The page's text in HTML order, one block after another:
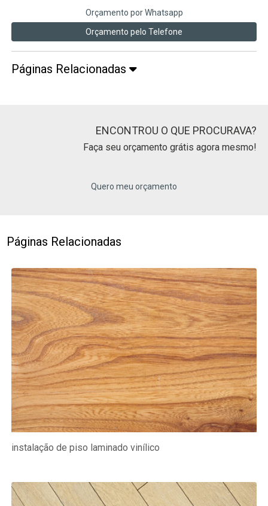
Orçamento por Whatsapp
Orçamento pelo Telefone
Páginas Relacionadas
ENCONTROU O QUE PROCURAVA?
Faça seu orçamento grátis agora mesmo!
Quero meu orçamento
Páginas Relacionadas
instalação de piso laminado vinílico